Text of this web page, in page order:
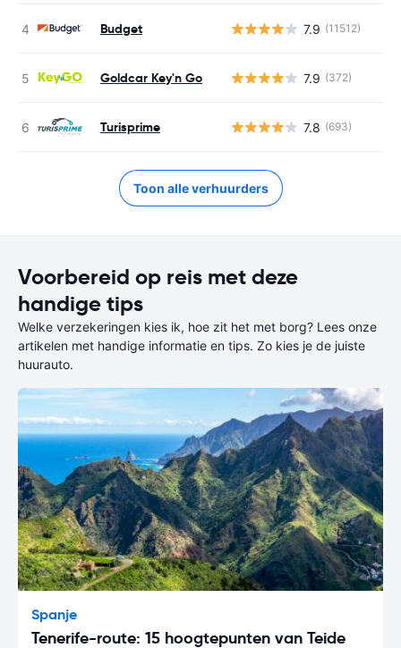
Budget 7.9 (11512)
Goldcar Key'n Go 7.9 (372)
Turisprime 7.8 (693)
Toon alle verhuurders
Voorbereid op reis met deze
handige tips
Welke verzekeringen kies ik, hoe zit het met borg? Lees onze
artikelen met handige informatie en tips. Zo kies je de juiste
huurauto.
Spanje
Tenerife-route: 15 hoogtepunten van Teide